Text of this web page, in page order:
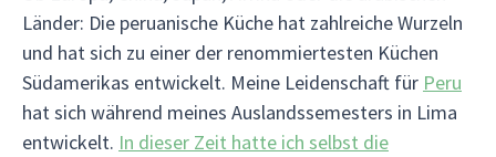
Länder: Die peruanische Küche hat zahlreiche Wurzeln
und hat sich zu einer der renommiertesten Küchen
Südamerikas entwickelt. Meine Leidenschaft für Peru
hat sich während meines Auslandssemesters in Lima
entwickelt. In dieser Zeit hatte ich selbst die